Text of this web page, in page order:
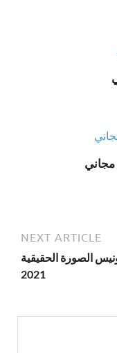
NEXT ARTICLE
الصورة الحقيقية
2021